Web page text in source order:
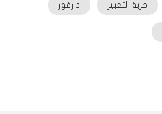
حرية التعبير دارفور